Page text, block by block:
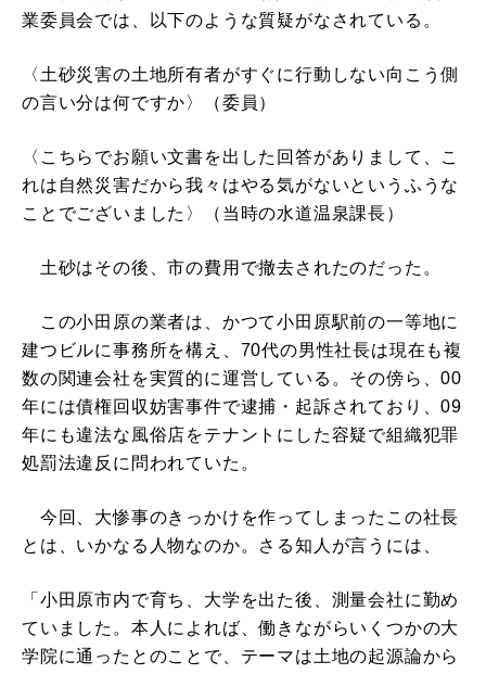
業委員会では、以下のような質疑がなされている。
〈土砂災害の土地所有者がすぐに行動しない向こう側
の言い分は何ですか〉（委員）
〈こちらでお願い文書を出した回答がありまして、こ
れは自然災害だから我々はやる気がないというふうな
ことでございました〉（当時の水道温泉課長）
土砂はその後、市の費用で撤去されたのだった。
この小田原の業者は、かつて小田原駅前の一等地に
建つビルに事務所を構え、70代の男性社長は現在も複
数の関連会社を実質的に運営している。その傍ら、00
年には債権回収妨害事件で逮捕・起訴されており、09
年にも違法な風俗店をテナントにした容疑で組織犯罪
処罰法違反に問われていた。
今回、大惨事のきっかけを作ってしまったこの社長
とは、いかなる人物なのか。さる知人が言うには、
「小田原市内で育ち、大学を出た後、測量会社に勤め
ていました。本人によれば、働きながらいくつかの大
学院に通ったとのことで、テーマは土地の起源論から